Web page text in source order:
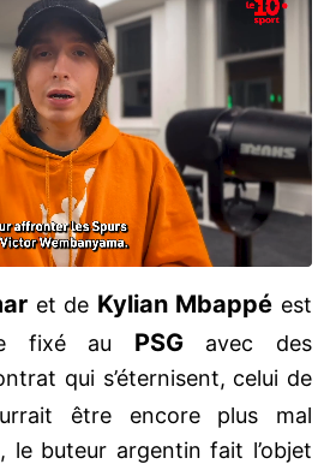
et de Kylian Mbappé est
fixé au PSGavec des
qui s’éternisent, celui de
être encore plus mal
le buteur argentin fait l’objet